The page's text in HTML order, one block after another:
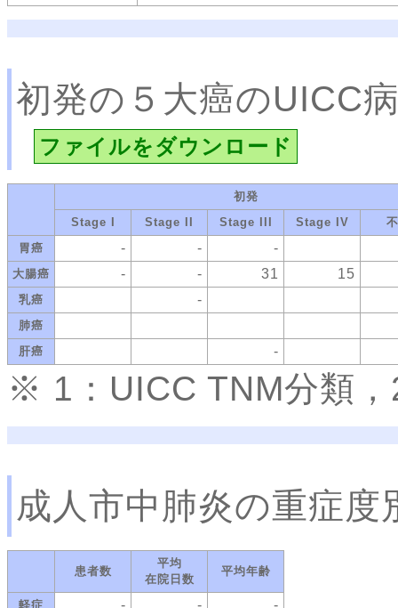
初発の５大癌のUICC
ファイルをダウンロード
初発
Stage I
Stage II Stage III Stage IV
胃癌
- - -
大腸癌 - - 31 15
乳癌 -
肺癌
肝癌
-
※ 1：UICC TNM分類
成人市中肺炎の重症度
患者数
平均
在院日数
平均年齢
軽症